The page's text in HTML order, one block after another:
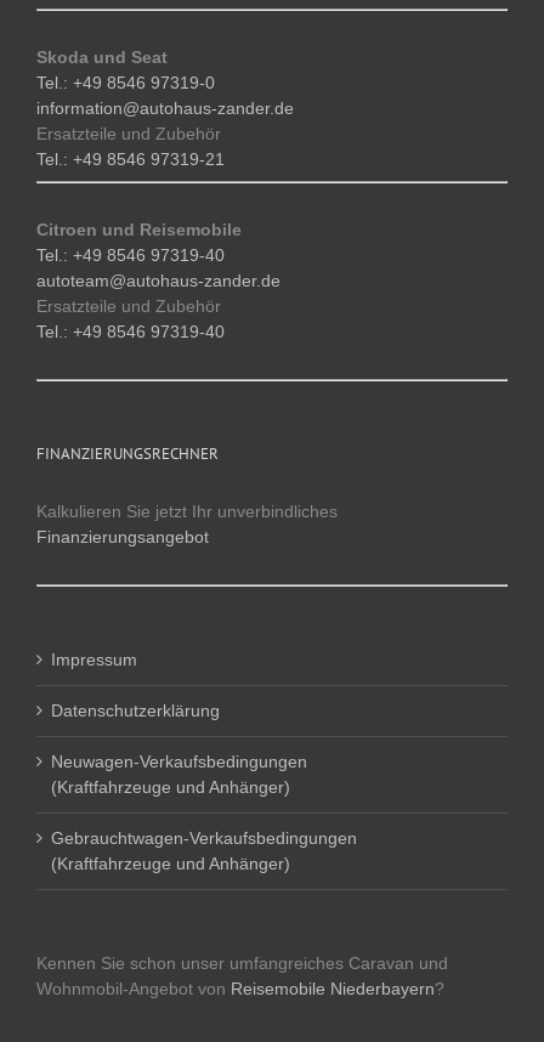
Skoda und Seat
Tel.: +49 8546 97319-0
information@autohaus-zander.de
Ersatzteile und Zubehör
Tel.: +49 8546 97319-21
Citroen und Reisemobile
Tel.: +49 8546 97319-40
autoteam@autohaus-zander.de
Ersatzteile und Zubehör
Tel.: +49 8546 97319-40
FINANZIERUNGSRECHNER
Kalkulieren Sie jetzt Ihr unverbindliches
Finanzierungsangebot
Impressum
Datenschutzerklärung
Neuwagen-Verkaufsbedingungen
(Kraftfahrzeuge und Anhänger)
Gebrauchtwagen-Verkaufsbedingungen
(Kraftfahrzeuge und Anhänger)
Kennen Sie schon unser umfangreiches Caravan und
Wohnmobil-Angebot von Reisemobile Niederbayern?